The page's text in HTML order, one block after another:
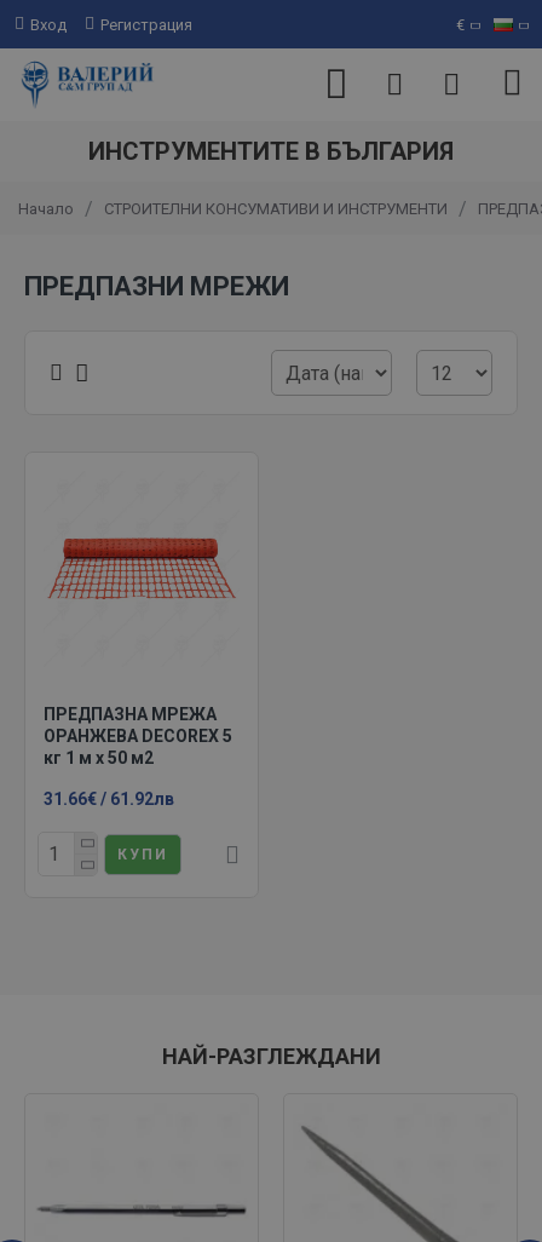
Вход Регистрация €
ИНСТРУМЕНТИТЕ В БЪЛГАРИЯ
Начало СТРОИТЕЛНИ КОНСУМАТИВИ И ИНСТРУМЕНТИ
ПРЕДПАЗНИ МРЕЖИ
ПРЕДПАЗНА МРЕЖА
ОРАНЖЕВА DECOREX 5
кг 1 м х 50 м2
31.66€ / 61.92лв
КУПИ
НАЙ-РАЗГЛЕЖДАНИ